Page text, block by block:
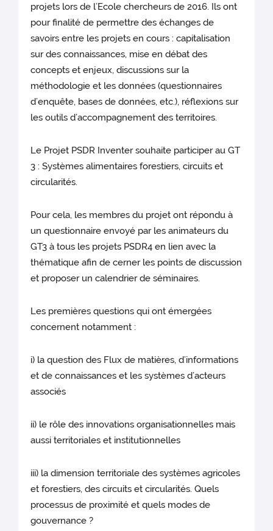
projets lors de l’Ecole chercheurs de 2016. Ils ont
pour finalité de permettre des échanges de
savoirs entre les projets en cours : capitalisation
sur des connaissances, mise en débat des
concepts et enjeux, discussions sur la
méthodologie et les données (questionnaires
d’enquête, bases de données, etc.), réflexions sur
les outils d’accompagnement des territoires.
Le Projet PSDR Inventer souhaite participer au GT
3 : Systèmes alimentaires forestiers, circuits et
circularités.
Pour cela, les membres du projet ont répondu à
un questionnaire envoyé par les animateurs du
GT3 à tous les projets PSDR4 en lien avec la
thématique afin de cerner les points de discussion
et proposer un calendrier de séminaires.
Les premières questions qui ont émergées
concernent notamment :
i) la question des Flux de matières, d’informations
et de connaissances et les systèmes d’acteurs
associés
ii) le rôle des innovations organisationnelles mais
aussi territoriales et institutionnelles
iii) la dimension territoriale des systèmes agricoles
et forestiers, des circuits et circularités. Quels
processus de proximité et quels modes de
gouvernance ?